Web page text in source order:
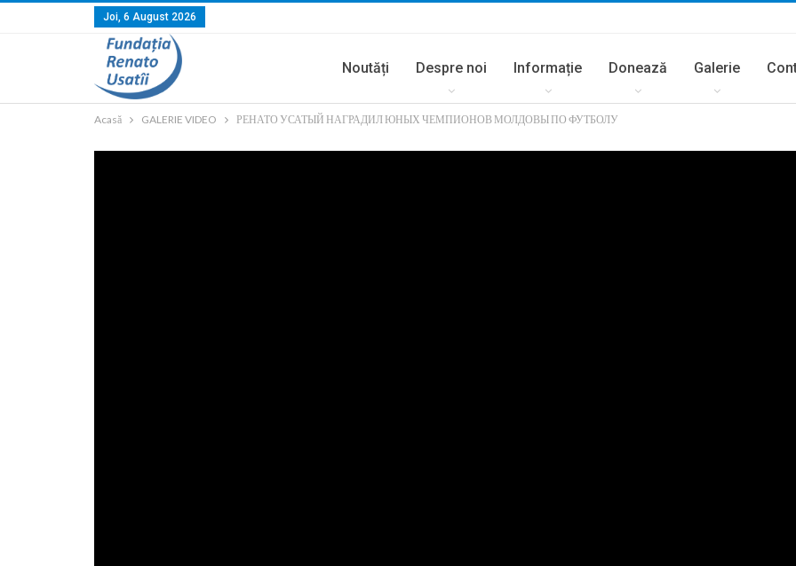
Joi, 6 August 2026
Noutăți Despre noi Informație Donează Galerie
Acasă GALERIE VIDEO РЕНАТО УСАТЫЙ НАГРАДИЛ ЮНЫХ ЧЕМПИОНОВ МОЛДОВЫ ПО ФУТБОЛУ